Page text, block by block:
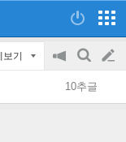
보기
공
지
on/off
검
색
글
쓰
10추글